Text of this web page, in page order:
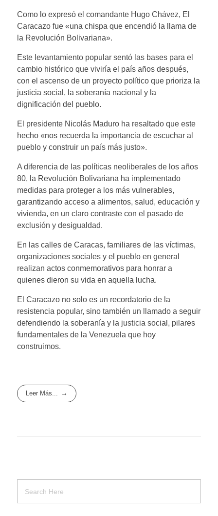
Como lo expresó el comandante Hugo Chávez, El
Caracazo fue «una chispa que encendió la llama de
la Revolución Bolivariana».
Este levantamiento popular sentó las bases para el
cambio histórico que viviría el país años después,
con el ascenso de un proyecto político que prioriza la
justicia social, la soberanía nacional y la
dignificación del pueblo.
El presidente Nicolás Maduro ha resaltado que este
hecho «nos recuerda la importancia de escuchar al
pueblo y construir un país más justo».
A diferencia de las políticas neoliberales de los años
80, la Revolución Bolivariana ha implementado
medidas para proteger a los más vulnerables,
garantizando acceso a alimentos, salud, educación y
vivienda, en un claro contraste con el pasado de
exclusión y desigualdad.
En las calles de Caracas, familiares de las víctimas,
organizaciones sociales y el pueblo en general
realizan actos conmemorativos para honrar a
quienes dieron su vida en aquella lucha.
El Caracazo no solo es un recordatorio de la
resistencia popular, sino también un llamado a seguir
defendiendo la soberanía y la justicia social, pilares
fundamentales de la Venezuela que hoy
construimos.
Leer Más...